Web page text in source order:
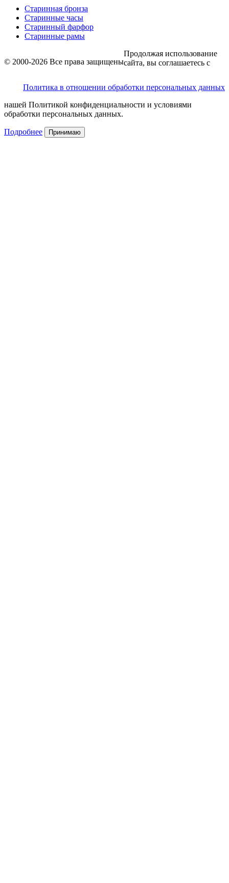
Старинная бронза
Старинные часы
Старинный фарфор
Старинные рамы
© 2000-2026 Все права защищены
Политика в отношении обработки персональных данных
Продолжая использование
сайта, вы соглашаетесь с
нашей Политикой конфиденциальности и условиями
обработки персональных данных.
Подробнее Принимаю